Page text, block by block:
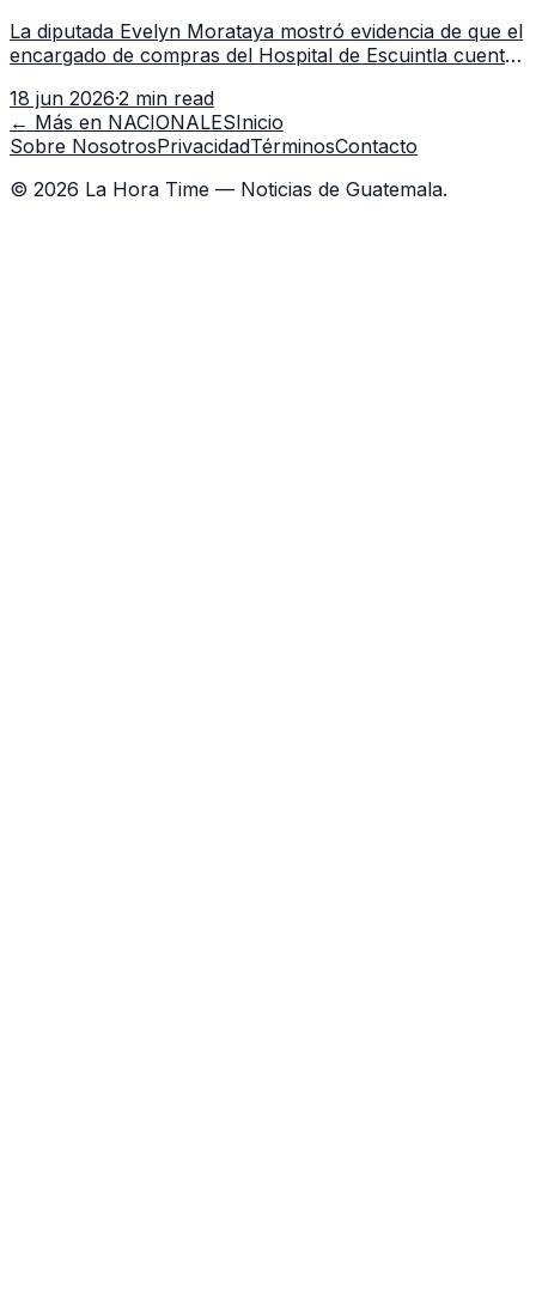
La diputada Evelyn Morataya mostró evidencia de que el
encargado de compras del Hospital de Escuintla cuenta
capacitación en la capital.
18 jun 2026·2 min read
← Más en NACIONALESInicio
Sobre NosotrosPrivacidadTérminosContacto
© 2026 La Hora Time — Noticias de Guatemala.